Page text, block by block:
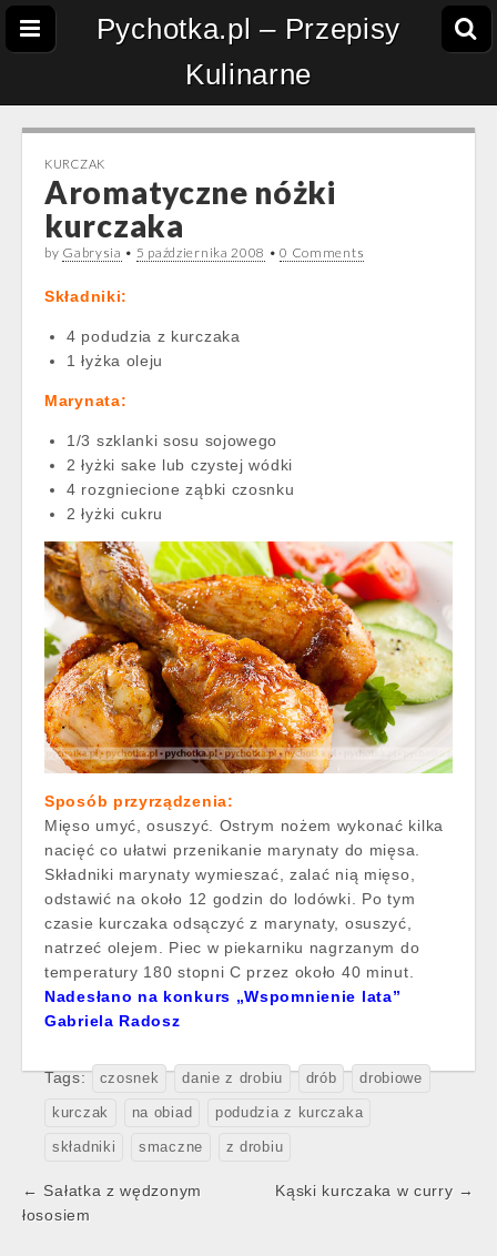
Pychotka.pl – Przepisy
Kulinarne
KURCZAK
Aromatyczne nóżki
kurczaka
by Gabrysia • 5 października 2008 •0 Comments
Składniki:
4 podudzia z kurczaka
1 łyżka oleju
Marynata:
1/3 szklanki sosu sojowego
2 łyżki sake lub czystej wódki
4 rozgniecione ząbki czosnku
2 łyżki cukru
Sposób przyrządzenia:
Mięso umyć, osuszyć. Ostrym nożem wykonać kilka
nacięć co ułatwi przenikanie marynaty do mięsa.
Składniki marynaty wymieszać, zalać nią mięso,
odstawić na około 12 godzin do lodówki. Po tym
czasie kurczaka odsączyć z marynaty, osuszyć,
natrzeć olejem. Piec w piekarniku nagrzanym do
temperatury 180 stopni C przez około 40 minut.
Nadesłano na konkurs „Wspomnienie lata”
Gabriela Radosz
Tags: czosnek danie z drobiu drób drobiowe
kurczak na obiad podudzia z kurczaka
składniki smaczne z drobiu
Post
navigation
← Sałatka z wędzonym
łososiem
Kąski kurczaka w curry →